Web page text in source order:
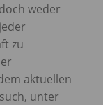
weder
zu
aktuellen
unter